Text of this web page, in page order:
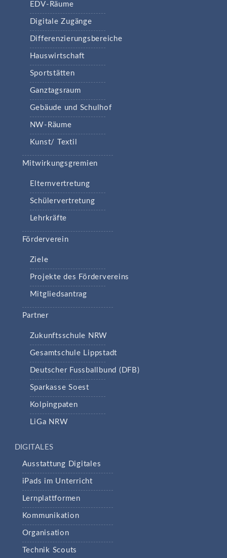
EDV-Räume
Digitale Zugänge
Differenzierungsbereiche
Hauswirtschaft
Sportstätten
Ganztagsraum
Gebäude und Schulhof
NW-Räume
Kunst/ Textil
Mitwirkungsgremien
Elternvertretung
Schülervertretung
Lehrkräfte
Förderverein
Ziele
Projekte des Fördervereins
Mitgliedsantrag
Partner
Zukunftsschule NRW
Gesamtschule Lippstadt
Deutscher Fussballbund (DFB)
Sparkasse Soest
Kolpingpaten
LiGa NRW
DIGITALES
Ausstattung Digitales
iPads im Unterricht
Lernplattformen
Kommunikation
Organisation
Technik Scouts